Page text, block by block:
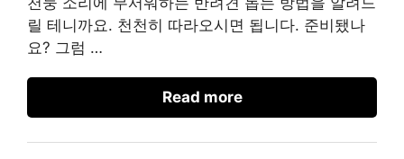
릴 테니까요. 천천히 따라오시면 됩니다. 준비됐나
요? 그럼 …
Read more